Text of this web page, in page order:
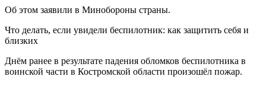
Об этом заявили в Минобороны страны.
Что делать, если увидели беспилотник: как защитить себя и
близких
Днём ранее в результате падения обломков беспилотника в
воинской части в Костромской области произошёл пожар.